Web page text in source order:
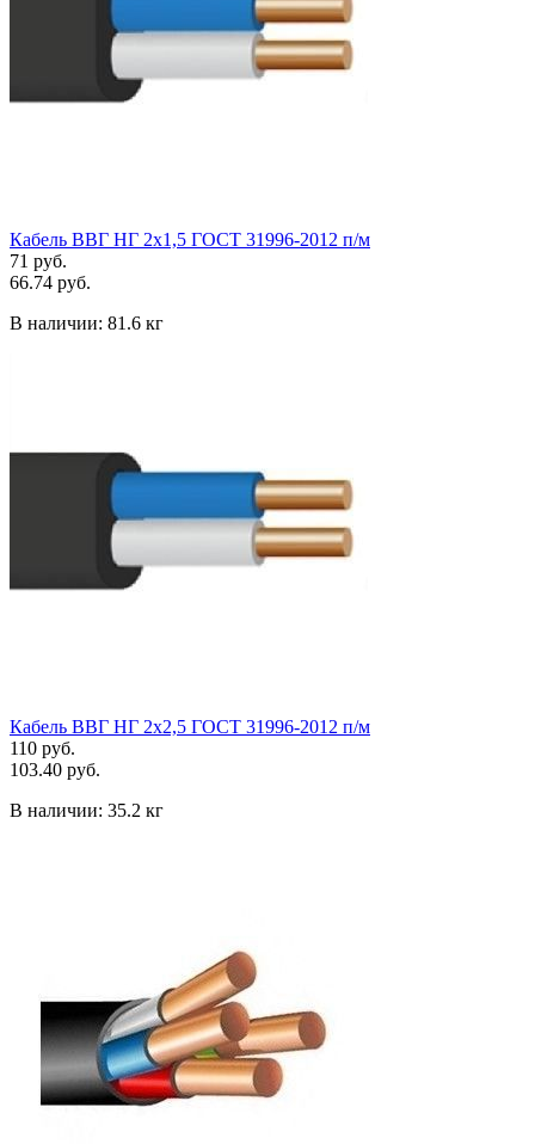
Кабель ВВГ НГ 2х1,5 ГОСТ 31996-2012 п/м
71 руб.
66.74 руб.
В наличии: 81.6 кг
Кабель ВВГ НГ 2х2,5 ГОСТ 31996-2012 п/м
110 руб.
103.40 руб.
В наличии: 35.2 кг